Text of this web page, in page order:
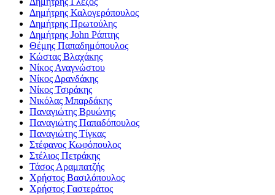
Δημήτρης Καλογερόπουλος
Δημήτρης Πρωτούλης
Δημήτρης John Ράπτης
Θέμης Παπαδημόπουλος
Κώστας Βλαχάκης
Νίκος Αναγνώστου
Νίκος Δρανδάκης
Νίκος Τσιράκης
Νικόλας Μπαρδάκης
Παναγιώτης Βρυώνης
Παναγιώτης Παπαδόπουλος
Παναγιώτης Τίγκας
Στέφανος Κωφόπουλος
Στέλιος Πετράκης
Τάσος Αραμπατζής
Χρήστος Βασιλόπουλος
Χρήστος Γαστεράτος